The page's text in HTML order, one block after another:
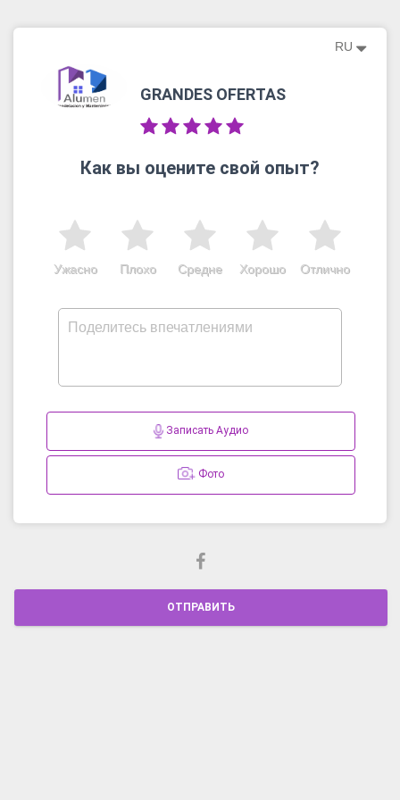
RU
GRANDES OFERTAS
Как вы оцените свой опыт?
Отлично
Хорошо
Средне
Плохо
Ужасно
Записать Аудио
Фото
ОТПРАВИТЬ